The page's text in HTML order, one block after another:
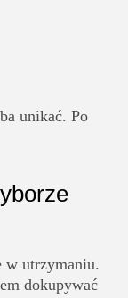
unikać. Po
w utrzymaniu.
dokupywać